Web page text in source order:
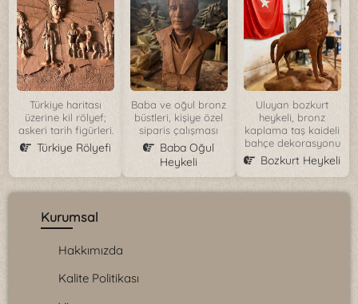
Türkiye haritası
üzerine kil rölyef;
askeri tarih figürleri.
Türkiye Rölyefi
Baba ve oğul bronz
büstleri, kişiye özel
siparis çalışması
Baba Oğul
Heykeli
Uluyan bozkurt
heykeli, bronz
kaplama taş kaideli
bahçe dekorasyonu
Bozkurt Heykeli
Kurumsal
Hakkımızda
Kalite Politikası